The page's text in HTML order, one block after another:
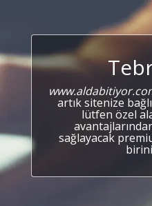
artık sitenize
lütfen özel
sağlayacak